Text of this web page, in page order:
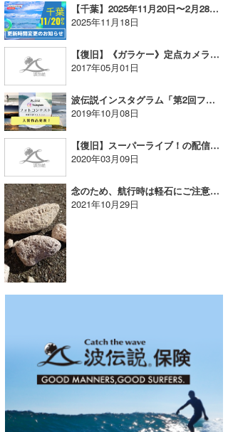
【千葉】2025年11月20日〜2月28日の更新時間のお知らせ
2025年11月18日
【復旧】《ガラケー》定点カメラ・波伝レポ動画、動画配信システム障害のお知らせとお詫び
2017年05月01日
波伝説インスタグラム「第2回フォトコン」当選発表！！
2019年10月08日
【復旧】スーパーライブ！の配信が不安定になる事象
2020年03月09日
念のため、航行時は軽石にご注意ください
2021年10月29日